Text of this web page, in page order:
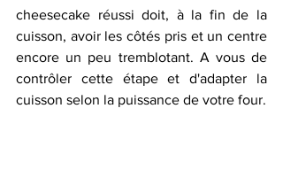
cheesecake réussi doit, à la fin de la
cuisson, avoir les côtés pris et un centre
encore un peu tremblotant. A vous de
contrôler cette étape et d'adapter la